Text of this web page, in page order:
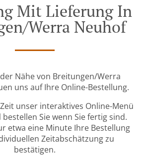
Mit Lieferung In
Werra Neuhof
Nähe von Breitungen/Werra
uns auf Ihre Online-Bestellung.
unser interaktives Online-Menü
Sie wenn Sie fertig sind.
etwa eine Minute Ihre Bestellung
Zeitabschätzung zu
bestätigen.